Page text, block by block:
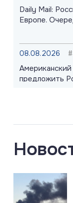
Daily Mail:
Европе.
08.08.2026
Американский
предложить
Berliner
08.08.2026
США делают
оружие.